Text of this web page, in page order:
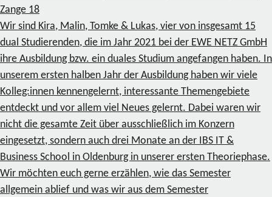
Zange 18
Wir sind Kira, Malin, Tomke & Lukas, vier von insgesamt 15
dual Studierenden, die im Jahr 2021 bei der EWE NETZ GmbH
ihre Ausbildung bzw. ein duales Studium angefangen haben. In
unserem ersten halben Jahr der Ausbildung haben wir viele
Kolleg:innen kennengelernt, interessante Themengebiete
entdeckt und vor allem viel Neues gelernt. Dabei waren wir
nicht die gesamte Zeit über ausschließlich im Konzern
eingesetzt, sondern auch drei Monate an der IBS IT &
Business School in Oldenburg in unserer ersten Theoriephase.
Wir möchten euch gerne erzählen, wie das Semester
allgemein ablief und was wir aus dem Semester